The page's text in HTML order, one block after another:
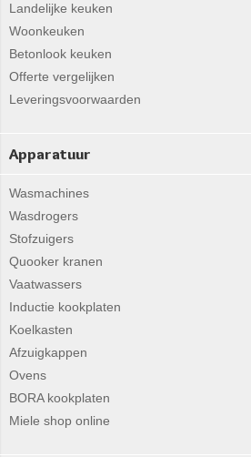
Landelijke keuken
Woonkeuken
Betonlook keuken
Offerte vergelijken
Leveringsvoorwaarden
Apparatuur
Wasmachines
Wasdrogers
Stofzuigers
Quooker kranen
Vaatwassers
Inductie kookplaten
Koelkasten
Afzuigkappen
Ovens
BORA kookplaten
Miele shop online